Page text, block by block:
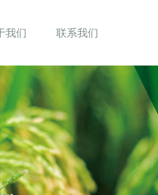
我们 联系我们